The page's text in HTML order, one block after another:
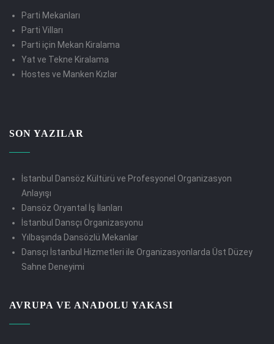
Parti Mekanları
Parti Vilları
Parti için Mekan Kiralama
Yat ve Tekne Kiralama
Hostes ve Manken Kızlar
SON YAZILAR
İstanbul Dansöz Kültürü ve Profesyonel Organizasyon
Anlayışı
Dansöz Oryantal İş İlanları
İstanbul Dansçı Organizasyonu
Yılbaşında Dansözlü Mekanlar
Dansçı İstanbul Hizmetleri ile Organizasyonlarda Üst Düzey
Sahne Deneyimi
AVRUPA VE ANADOLU YAKASI